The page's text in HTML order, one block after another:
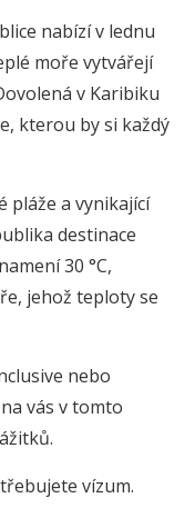
nabízí v lednu
moře vytvářejí
v Karibiku
kterou by si každý
pláže a vynikající
destinace
30 °C,
jehož teploty se
nebo
vás v tomto
vízum.